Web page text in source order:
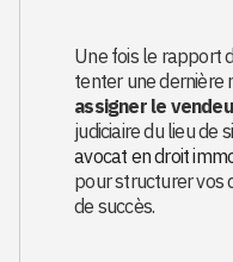
Une fois le rapport
tenter une dernière
assigner le
judiciaire du lieu de
avocat en droit
pour structurer vos
de succès.